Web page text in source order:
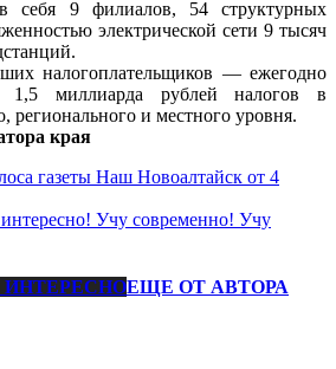
себя 9 филиалов, 54 структурных
электрической сети 9 тысяч
налогоплательщиков — ежегодно
1,5 миллиарда рублей налогов в
регионального и местного уровня.
края
газеты Наш Новоалтайск от 4
Учу современно! Учу
ЕЩЕ ОТ АВТОРА